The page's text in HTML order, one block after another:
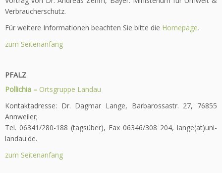
Verbraucherschutz.
Für weitere Informationen beachten Sie bitte die Homepage.
zum Seitenanfang
PFALZ
Pollichia – Ortsgruppe Landau
Kontaktadresse: Dr. Dagmar Lange, Barbarossastr. 27, 76855
Annweiler;
Tel. 06341/280-188 (tagsüber), Fax 06346/308 204, lange(at)uni-
landau.de.
zum Seitenanfang